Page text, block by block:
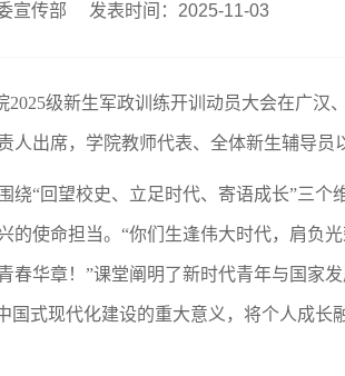
宣传部 发表时间：2025-11-03
2025级新生军政训练开训动员大会在广汉
出席，学院教师代表、全体新生辅导员
“回望校史、立足时代、寄语成长”三个
使命担当。“你们生逢伟大时代，肩负
华章！”课堂阐明了新时代青年与国家
式现代化建设的重大意义，将个人成长